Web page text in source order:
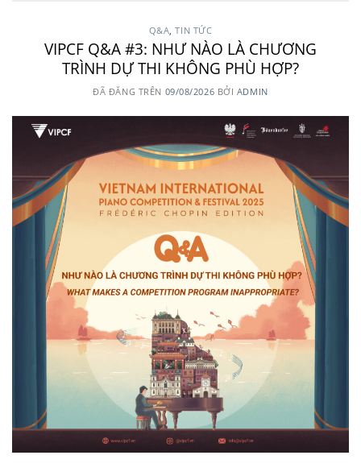
Q&A,TIN TỨC
VIPCF Q&A #3: NHƯ NÀO LÀ CHƯƠNG
TRÌNH DỰ THI KHÔNG PHÙ HỢP?
ĐÃ ĐĂNG TRÊN 09/08/2026 BỞI ADMIN